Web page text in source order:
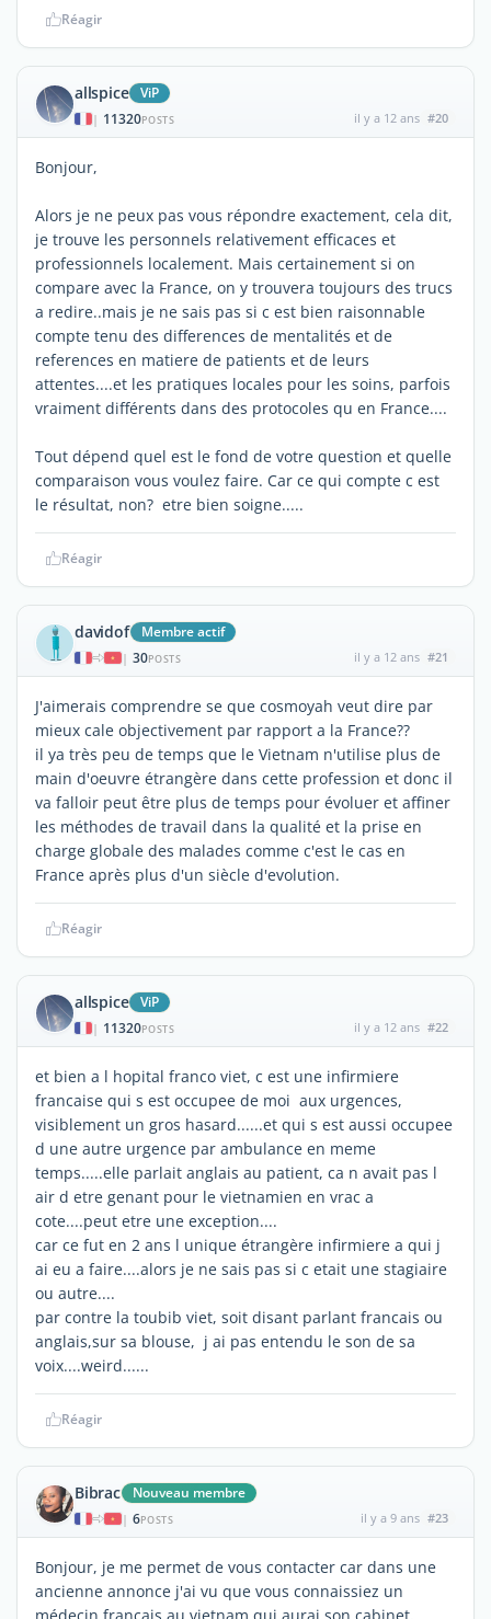
Réagir
allspice ViP
| 11320POSTS il y a 12 ans #20
Bonjour,
Alors je ne peux pas vous répondre exactement, cela dit,
je trouve les personnels relativement efficaces et
professionnels localement. Mais certainement si on
compare avec la France, on y trouvera toujours des trucs
a redire..mais je ne sais pas si c est bien raisonnable
compte tenu des differences de mentalités et de
references en matiere de patients et de leurs
attentes....et les pratiques locales pour les soins, parfois
vraiment différents dans des protocoles qu en France....
Tout dépend quel est le fond de votre question et quelle
comparaison vous voulez faire. Car ce qui compte c est
le résultat, non? etre bien soigne.....
Réagir
davidof Membre actif
| 30POSTS il y a 12 ans #21
J'aimerais comprendre se que cosmoyah veut dire par
mieux cale objectivement par rapport a la France??
il ya très peu de temps que le Vietnam n'utilise plus de
main d'oeuvre étrangère dans cette profession et donc il
va falloir peut être plus de temps pour évoluer et affiner
les méthodes de travail dans la qualité et la prise en
charge globale des malades comme c'est le cas en
France après plus d'un siècle d'evolution.
Réagir
allspice ViP
| 11320POSTS il y a 12 ans #22
et bien a l hopital franco viet, c est une infirmiere
francaise qui s est occupee de moi aux urgences,
visiblement un gros hasard......et qui s est aussi occupee
d une autre urgence par ambulance en meme
temps.....elle parlait anglais au patient, ca n avait pas l
air d etre genant pour le vietnamien en vrac a
cote....peut etre une exception....
car ce fut en 2 ans l unique étrangère infirmiere a qui j
ai eu a faire....alors je ne sais pas si c etait une stagiaire
ou autre....
par contre la toubib viet, soit disant parlant francais ou
anglais,sur sa blouse, j ai pas entendu le son de sa
voix....weird......
Réagir
Bibrac Nouveau membre
| 6POSTS il y a 9 ans #23
Bonjour, je me permet de vous contacter car dans une
ancienne annonce j'ai vu que vous connaissiez un